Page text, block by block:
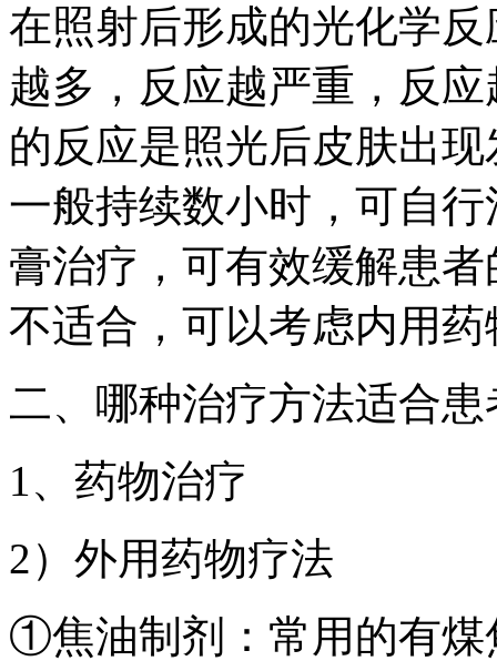
在照射后形成的光化学
越多，反应越严重，反
的反应是照光后皮肤出
一般持续数小时，可自
膏治疗，可有效缓解患
不适合，可以考虑内用
二、哪种治疗方法适合患
1、药物治疗
2）外用药物疗法
①焦油制剂：常用的有煤